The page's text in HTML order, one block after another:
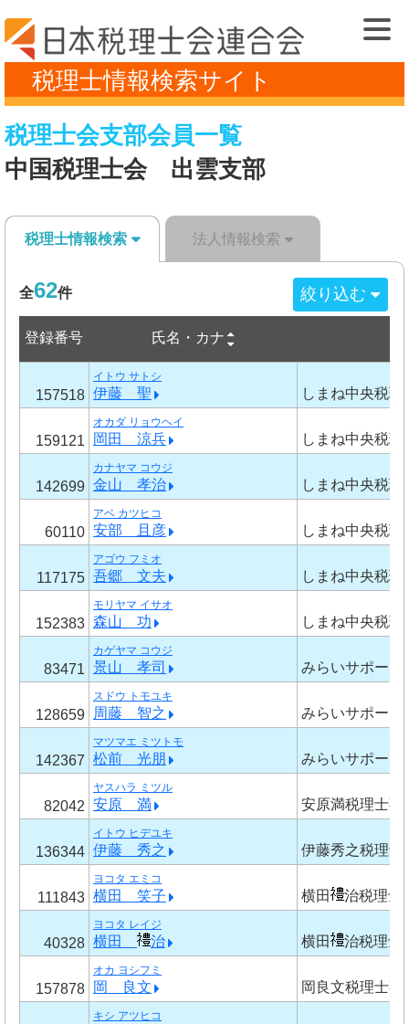
税理士情報検索サイト
税理士会支部会員一覧
中国税理士会 出雲支部
税理士情報検索 法人情報検索
全62件 絞り込む
登録番号 氏名・カナ
157518
イトウ サトシ
伊藤 聖 しまね中央税理
159121
オカダ リョウヘイ
岡田 涼兵 しまね中央税理
142699
カナヤマ コウジ
金山 孝治 しまね中央税理
60110
アベ カツヒコ
安部 且彦 しまね中央税
117175
アゴウ フミオ
吾郷 文夫 しまね中央税
152383
モリヤマ イサオ
森山 功 しまね中央税
83471
カゲヤマ コウジ
景山 孝司 みらいサポート
128659
スドウ トモユキ
周藤 智之 みらいサポート
142367
マツマエ ミツトモ
松前 光朋 みらいサポート
82042
ヤスハラ ミツル
安原 満 安原満税理士事
136344
イトウ ヒデユキ
伊藤 秀之 伊藤秀之税理士
111843
ヨコタ エミコ
横田 笑子 横田 治税理士
40328
ヨコタ レイジ
横田 治 横田 治税理士
157878
オカ ヨシフミ
岡 良文 岡良文税理士事
キシ アツヒコ